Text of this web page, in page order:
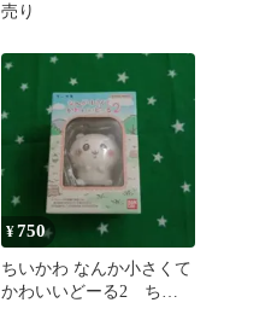
売り
¥750
ちいかわ なんか小さくて
かわいいどーる2 ちい